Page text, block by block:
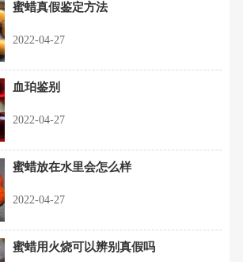
蜜蜡真假鉴定方法
2022-04-27
血珀鉴别
2022-04-27
蜜蜡放在水里会怎么样
2022-04-27
蜜蜡用火烧可以辨别真假吗